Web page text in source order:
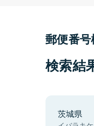
郵便番
検索結
茨城県